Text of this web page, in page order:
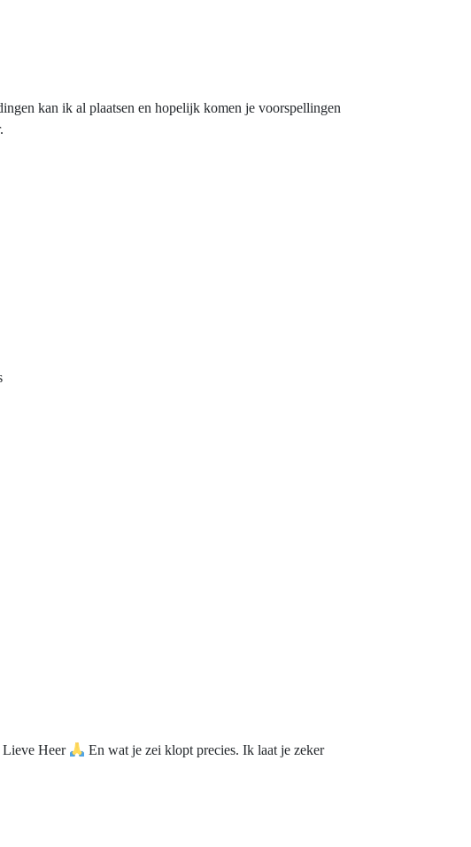
kan ik al plaatsen en hopelijk komen je voorspellingen
Lieve Heer
En wat je zei klopt precies. Ik laat je zeker